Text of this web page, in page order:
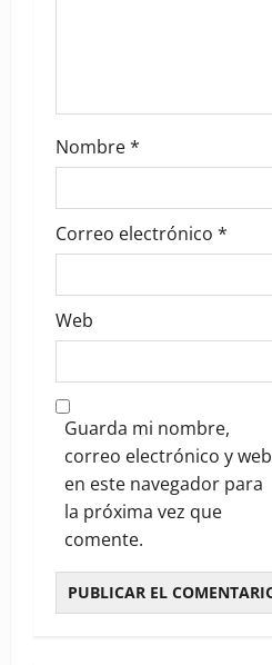
Nombre*
Correo electrónico *
Web
Guarda mi nombre,
correo electrónico y web
en este navegador para
la próxima vez que
comente.